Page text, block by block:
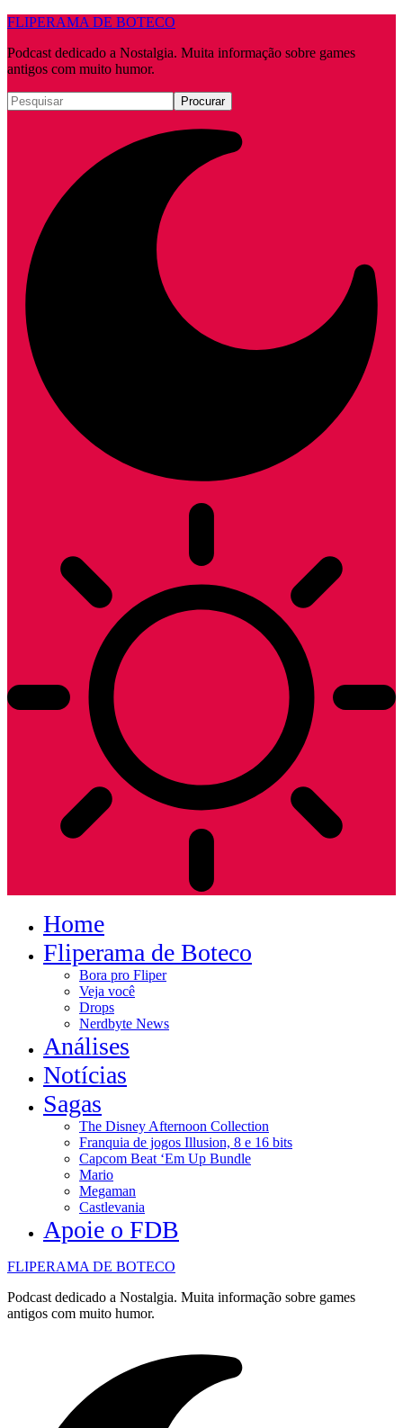
FLIPERAMA DE BOTECO
Podcast dedicado a Nostalgia. Muita informação sobre games
antigos com muito humor.
Home
Fliperama de Boteco
Bora pro Fliper
Veja você
Drops
Nerdbyte News
Análises
Notícias
Sagas
The Disney Afternoon Collection
Franquia de jogos Illusion, 8 e 16 bits
Capcom Beat ‘Em Up Bundle
Mario
Megaman
Castlevania
Apoie o FDB
FLIPERAMA DE BOTECO
Podcast dedicado a Nostalgia. Muita informação sobre games
antigos com muito humor.